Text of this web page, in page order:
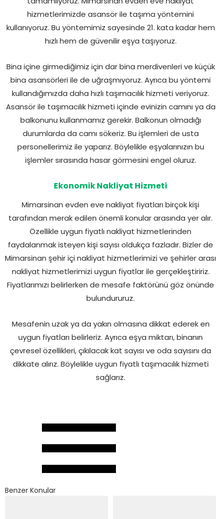
hizmetlerimizde asansör ile taşıma yöntemini
kullanıyoruz. Bu yöntemimiz sayesinde 21. kata kadar hem
hızlı hem de güvenilir eşya taşıyoruz.
Bina içine girmediğimiz için dar bina merdivenleri ve küçük
bina asansörleri ile de uğraşmıyoruz. Ayrıca bu yöntemi
kullandığımızda daha hızlı taşımacılık hizmeti veriyoruz.
Asansör ile taşımacılık hizmeti içinde evinizin camını ya da
balkonunu kullanmamız gerekir. Balkonun olmadığı
durumlarda da camı sökeriz. Bu işlemleri de usta
personellerimiz ile yaparız. Böylelikle eşyalarınızın bu
işlemler sırasında hasar görmesini engel oluruz.
Ekonomik Nakliyat Hizmeti
Mimarsinan evden eve nakliyat fiyatları birçok kişi
tarafından merak edilen önemli konular arasında yer alır.
Özellikle uygun fiyatlı nakliyat hizmetlerinden
faydalanmak isteyen kişi sayısı oldukça fazladır. Bizler de
Mimarsinan şehir içi nakliyat hizmetlerimizi ve şehirler arası
nakliyat hizmetlerimizi uygun fiyatlar ile gerçekleştiririz.
Fiyatlarımızı belirlerken de mesafe faktörünü göz önünde
bulundururuz.
Mesafenin uzak ya da yakın olmasına dikkat ederek en
uygun fiyatları belirleriz. Ayrıca eşya miktarı, binanın
çevresel özellikleri, çıkılacak kat sayısı ve oda sayısını da
dikkate alırız. Böylelikle uygun fiyatlı taşımacılık hizmeti
sağlarız.
Benzer Konular